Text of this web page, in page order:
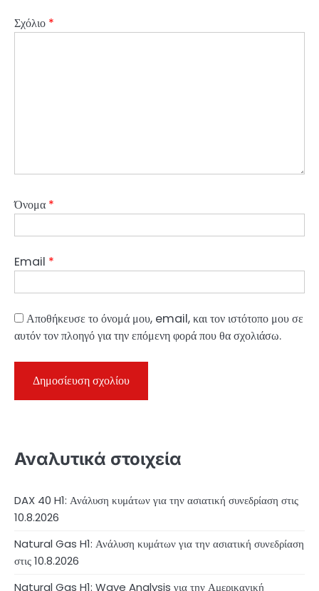
Σχόλιο *
Όνομα *
Email *
Αποθήκευσε το όνομά μου, email, και τον ιστότοπο μου σε
αυτόν τον πλοηγό για την επόμενη φορά που θα σχολιάσω.
Αναλυτικά στοιχεία
DAX 40 H1: Ανάλυση κυμάτων για την ασιατική συνεδρίαση στις
10.8.2026
Natural Gas H1: Ανάλυση κυμάτων για την ασιατική συνεδρίαση
στις 10.8.2026
Natural Gas H1: Wave Analysis για την Αμερικανική